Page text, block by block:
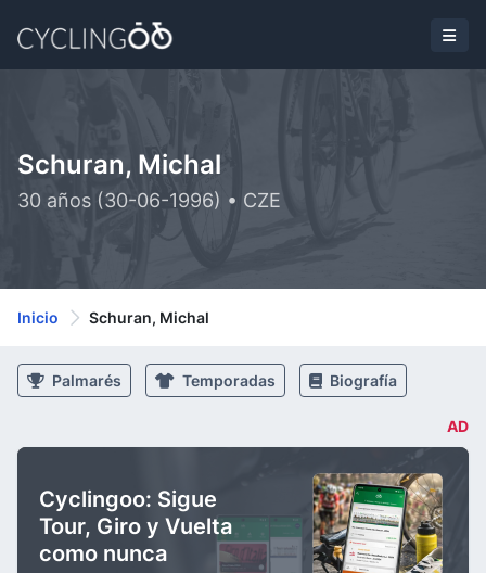
Schuran, Michal
30 años (30-06-1996) • CZE
Inicio Schuran, Michal
Palmarés Temporadas Biografía
AD
Cyclingoo: Sigue
Tour, Giro y Vuelta
como nunca